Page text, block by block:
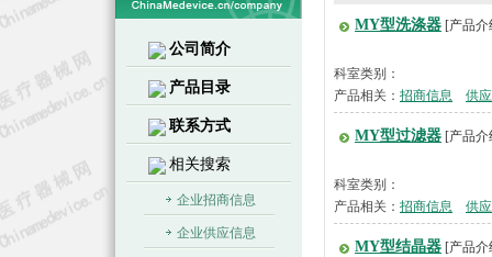
公司简介
产品目录
联系方式
相关搜索
企业招商信息
企业供应信息
MY型洗涤器 [产品介
科室类别：
产品相关： 招商信息 供
MY型过滤器 [产品介
科室类别：
产品相关： 招商信息 供
MY型结晶器 [产品介